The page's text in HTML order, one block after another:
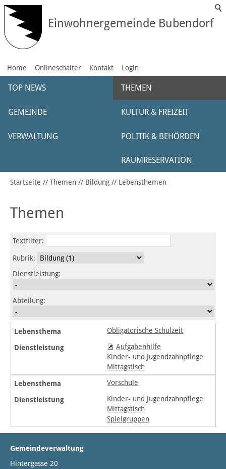
Einwohnergemeinde Bubendorf
Home Onlineschalter Kontakt Login
TOP NEWS THEMEN
GEMEINDE KULTUR & FREIZEIT
VERWALTUNG POLITIK & BEHÖRDEN
RAUMRESERVATION
Startseite Themen Bildung Lebensthemen
Themen
Textfilter:
Rubrik:
Dienstleistung:
Abteilung:
Obligatorische Schulzeit
Aufgabenhilfe
Kinder- und Jugendzahnpflege
Mittagstisch
Vorschule
Kinder- und Jugendzahnpflege
Mittagstisch
Spielgruppen
Gemeindeverwaltung
Hintergasse 20